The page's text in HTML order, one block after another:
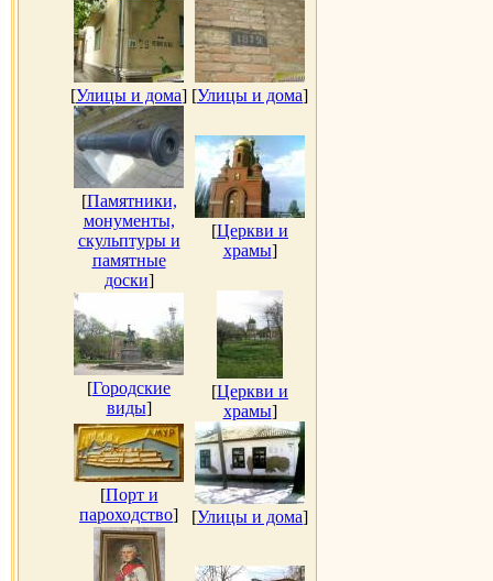
[Улицы и дома] [Улицы и дома]
[Памятники,
монументы,
скульптуры и
памятные
доски]
[Церкви и
храмы]
[Городские
виды]
[Церкви и
храмы]
[Порт и
пароходство] [Улицы и дома]